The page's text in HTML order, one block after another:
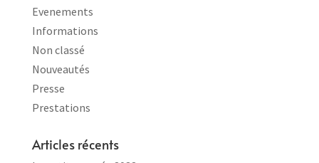
Evenements
Informations
Non classé
Nouveautés
Presse
Prestations
Articles récents